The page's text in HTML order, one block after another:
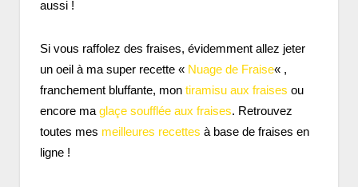
aussi !
Si vous raffolez des fraises, évidemment allez jeter
un oeil à ma super recette « Nuage de Fraise« ,
franchement bluffante, mon tiramisu aux fraises ou
encore ma glaçe soufflée aux fraises. Retrouvez
toutes mes meilleures recettes à base de fraises en
ligne !